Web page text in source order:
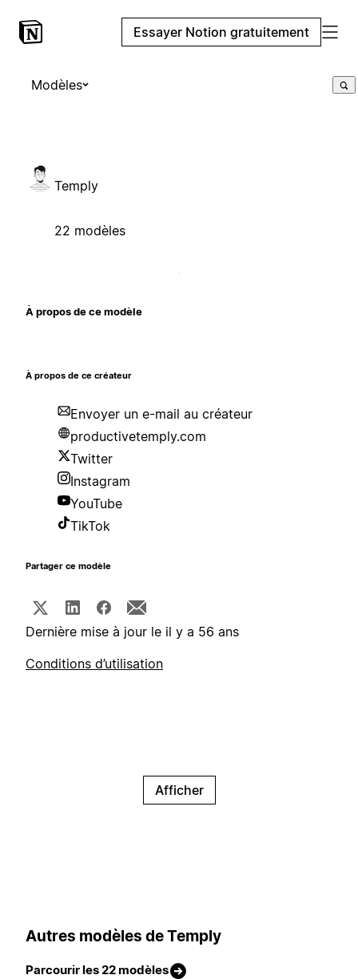
Essayer Notion gratuitement
Modèles
Temply
22 modèles
À propos de ce modèle
À propos de ce créateur
Envoyer un e-mail au créateur
productivetemply.com
Twitter
Instagram
YouTube
TikTok
Partager ce modèle
Dernière mise à jour le il y a 56 ans
Conditions d’utilisation
Afficher
Autres modèles de Temply
Parcourir les 22 modèles